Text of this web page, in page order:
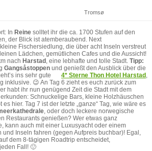
Tromsø
In Reine solltet ihr die ca. 1700 Stufen auf den
der Blick ist atemberaubend. Next
Fischersiedlung, die über acht Inseln verstreut
Lädchen, gemütlichen Cafes und die Aussicht!
nach Harstad, eine lebhafte und tolle Stadt. Tipp:
Gangsåstoppen und genießt den Ausblick über die
ins sehr gute
4* Sterne Thon Hotel Harstad,
inklusive. 😉 An Tag 6 zieht es euch zurück zum
habt ihr nun genügend Zeit die Stadt mit dem
Schnuckelige Bars, kleine Holzhäuschen
hier. Tag 7 ist der letzte „ganze“ Tag, wie wäre es
, oder doch leckere norwegische
Restaurants genießen? Wer etwas ganz
kann auch mit einer Luxusyacht oder einem
und Inseln fahren (gegen Aufpreis buchbar)! Egal,
dem 8-tägigen Roadtrip entscheidet,
Fall! 🙂